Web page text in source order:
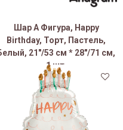
Шар А Фигура, Happy
Birthday, Торт, Пастель,
21"/53 см * 28"/71 см,
1 шт.